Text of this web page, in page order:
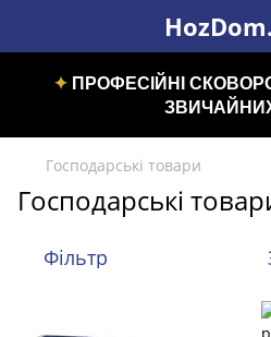
✦ПРОФЕСІЙНІ
Господарські товари
Господарські
Фільтр